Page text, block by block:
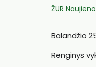
ŽUR
Balandžio
Renginys